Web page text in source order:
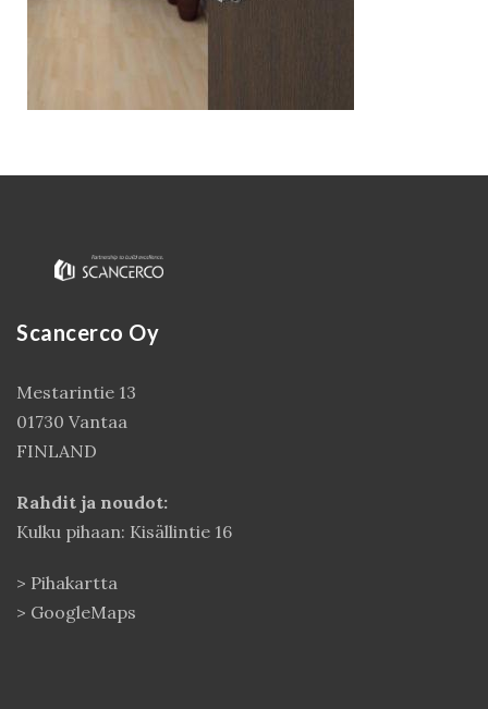
Scancerco Oy
Mestarintie 13
01730 Vantaa
FINLAND
Rahdit ja noudot:
Kulku pihaan: Kisällintie 16
> Pihakartta
> GoogleMaps